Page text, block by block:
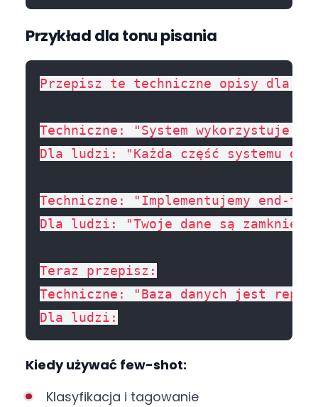
Przykład dla tonu pisania
Przepisz te techniczne opisy dla
Techniczne: "System wykorzystuje
Dla ludzi: "Każda część systemu
Techniczne: "Implementujemy end-
Dla ludzi: "Twoje dane są
Teraz przepisz:
Techniczne: "Baza danych jest
Kiedy używać few-shot:
Klasyfikacja i tagowanie